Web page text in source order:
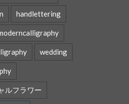
handlettering
wedding
ルフラワー